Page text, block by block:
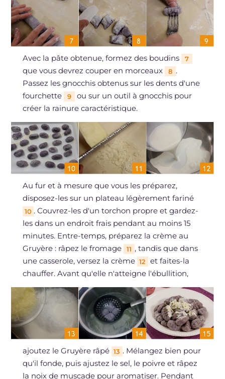
Avec la pâte obtenue, formez des boudins 7
que vous devrez couper en morceaux 8 .
Passez les gnocchis obtenus sur les dents d'une
fourchette
9
ou sur un outil à gnocchis pour
créer la rainure caractéristique.
Au fur et à mesure que vous les préparez,
disposez-les sur un plateau légèrement fariné
10 . Couvrez-les d'un torchon propre et gardez-
les dans un endroit frais pendant au moins 15
minutes. Entre-temps, préparez la crème au
Gruyère : râpez le fromage
11 , tandis que dans
une casserole, versez la crème 12
et faites-la
chauffer. Avant qu'elle n'atteigne l'ébullition,
ajoutez le Gruyère râpé 13 . Mélangez bien pour
qu'il fonde, puis ajustez le sel, le poivre et râpez
la noix de muscade pour aromatiser. Pendant